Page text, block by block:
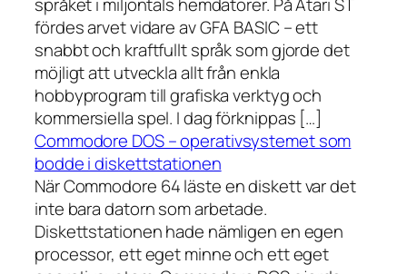
språket i miljontals hemdatorer. På Atari ST
fördes arvet vidare av GFA BASIC – ett
snabbt och kraftfullt språk som gjorde det
möjligt att utveckla allt från enkla
hobbyprogram till grafiska verktyg och
kommersiella spel. I dag förknippas […]
Commodore DOS – operativsystemet som
bodde i diskettstationen
När Commodore 64 läste en diskett var det
inte bara datorn som arbetade.
Diskettstationen hade nämligen en egen
processor, ett eget minne och ett eget